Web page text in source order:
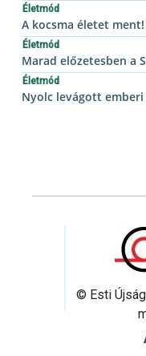
Életmód
A kocsma életet ment!
Életmód
Marad előzetesben a
Életmód
Nyolc levágott
© Esti